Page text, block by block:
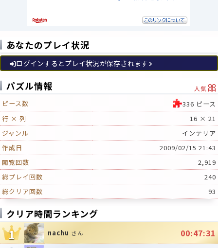
あなたのプレイ状況
ログインするとプレイ状況が保存されます
パズル情報 人気 🎀
ピース数
336 ピース
行 × 列
16 × 21
ジャンル
インテリア
作成日
2009/02/15 21:43
閲覧回数
2,919
総プレイ回数
240
総クリア回数
93
クリア時間ランキング
1 nachu さん 00:47:31